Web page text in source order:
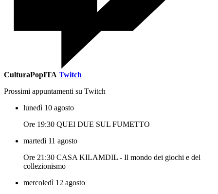
CulturaPopITA Twitch
Prossimi appuntamenti su Twitch
lunedì 10 agosto
Ore 19:30 QUEI DUE SUL FUMETTO
martedì 11 agosto
Ore 21:30 CASA KILAMDIL - Il mondo dei giochi e del
collezionismo
mercoledì 12 agosto